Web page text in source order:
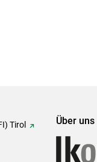
Tirol Über uns